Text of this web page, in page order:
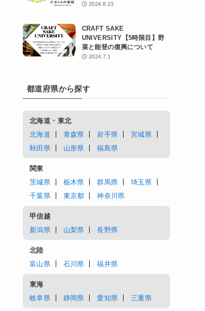
2024.8.23
CRAFT SAKE
UNIVERSITY【5時限目】野
菜と能登の復興について
2024.7.1
都道府県から探す
北海道・東北
北海道
青森県 岩手県
宮城県
秋田県
山形県 福島県
関東
茨城県
栃木県 群馬県
埼玉県
千葉県
東京都 神奈川県
甲信越
新潟県
山梨県 長野県
北陸
富山県
石川県 福井県
東海
岐阜県
静岡県 愛知県 三重県